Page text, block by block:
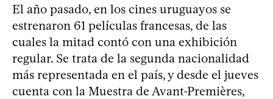
El año pasado, en los cines uruguayos se
estrenaron 61 películas francesas, de las
cuales la mitad contó con una exhibición
regular. Se trata de la segunda nacionalidad
más representada en el país, y desde el jueves
cuenta con la Muestra de Avant-Premières,